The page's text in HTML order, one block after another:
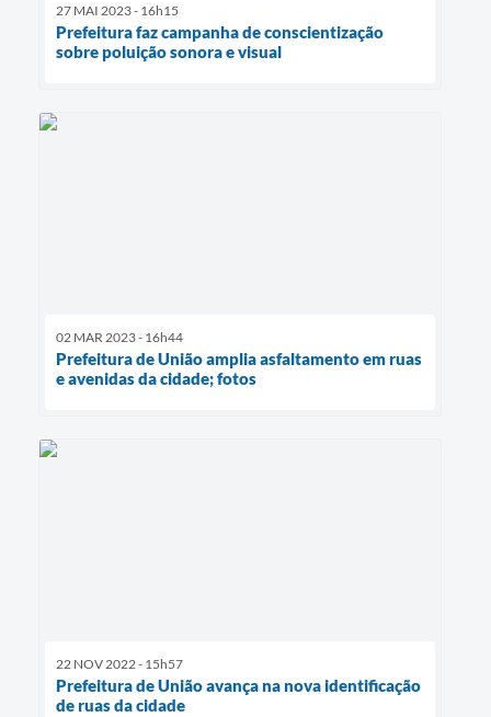
27 MAI 2023 - 16h15
Prefeitura faz campanha de conscientização
sobre poluição sonora e visual
02 MAR 2023 - 16h44
Prefeitura de União amplia asfaltamento em ruas
e avenidas da cidade; fotos
22 NOV 2022 - 15h57
Prefeitura de União avança na nova identificação
de ruas da cidade